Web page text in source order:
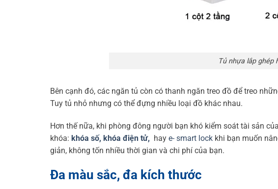
Tủ nhựa lắp ghép
Bên cạnh đó, các ngăn tủ còn có thanh ngăn treo đồ để treo
Tuy tủ nhỏ nhưng có thể đựng nhiều loại đồ khác nhau.
Hơn thế nữa, khi phòng đông người bạn khó kiểm soát tài sản
khóa: khóa số, khóa điện tử, hay e- smart lock khi bạn muốn
giản, không tốn nhiều thời gian và chi phí của bạn.
Đa màu sắc, đa kích thước